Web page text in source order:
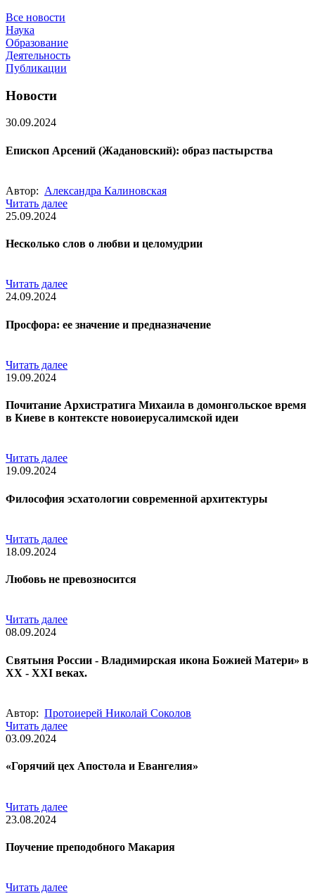
Все новости
Наука
Образование
Деятельность
Публикации
Новости
30.09.2024
Епископ Арсений (Жадановский): образ пастырства
Автор: Александра Калиновская
Читать далее
25.09.2024
Несколько слов о любви и целомудрии
Читать далее
24.09.2024
Просфора: ее значение и предназначение
Читать далее
19.09.2024
Почитание Архистратига Михаила в домонгольское время
в Киеве в контексте новоиерусалимской идеи
Читать далее
19.09.2024
Философия эсхатологии современной архитектуры
Читать далее
18.09.2024
Любовь не превозносится
Читать далее
08.09.2024
Cвятыня России - Владимирская икона Божией Матери» в
XX - XXI веках.
Автор: Протоиерей Николай Соколов
Читать далее
03.09.2024
«Горячий цех Апостола и Евангелия»
Читать далее
23.08.2024
Поучение преподобного Макария
Читать далее